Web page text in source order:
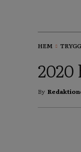
HEM
By